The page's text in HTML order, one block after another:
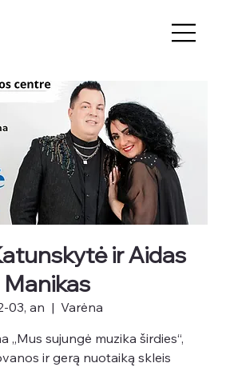
ir Aidas
Manikas
03, an
  |
Varėna
„Mus sujungė muzika širdies“,
ir gerą nuotaiką skleis